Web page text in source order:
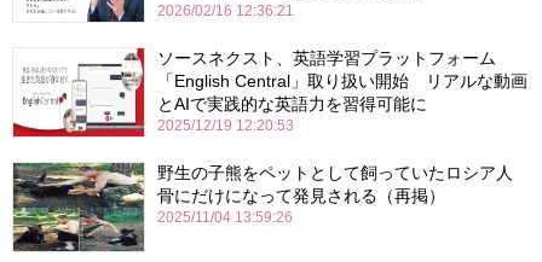
2026/02/16 12:36:21
ソースネクスト、英語学習プラットフォーム
「English Central」取り扱い開始 リアルな動画
とAIで実践的な英語力を習得可能に
2025/12/19 12:20:53
野生の子熊をペットとして飼っていたロシア人
骨にだけになって発見される（再掲）
2025/11/04 13:59:26